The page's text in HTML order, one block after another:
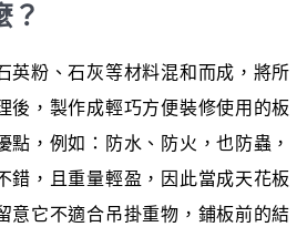
？
英粉、石灰等材料混和而成，將所
後，製作成輕巧方便裝修使用的板
點，例如：防水、防火，也防蟲，
錯，且重量輕盈，因此當成天花板
意它不適合吊掛重物，鋪板前的結